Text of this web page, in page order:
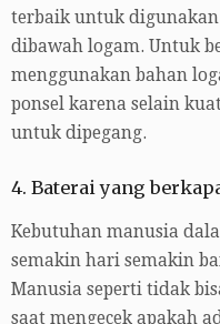
terbaik untuk digunakan
dibawah logam. Untuk
menggunakan bahan
ponsel karena selain
untuk dipegang.
4. Baterai yang
Kebutuhan manusia
semakin hari semakin
Manusia seperti tidak
saat mengecek apakah